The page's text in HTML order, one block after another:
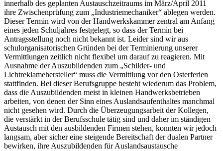
innerhalb des geplanten Austauschzeitraums im März/April 2011
ihre Zwischenprüfung zum „Industriemechaniker“ ablegen werden.
Dieser Termin wird von der Handwerkskammer zentral am Anfang
eines jeden Schuljahres festgelegt, so dass der Termin bei
Antragsstellung noch nicht bekannt ist. Leider sind wir aus
schulorganisatorischen Gründen bei der Terminierung unserer
Vermittlungen zeitlich nicht flexibel um darauf zu reagieren. Mit
Ausnahme der Auszubildenden zum „Schilder- und
Lichtreklamehersteller“ muss die Vermittlung vor den Osterferien
stattfinden. Bei dieser Berufsgruppe besteht wiederum das Problem,
dass die Auszubildenden meist in kleinen Handwerksbetrieben
arbeiten, von denen der Sinn eines Auslandsaufenthaltes manchmal
nicht gesehen wird. Durch die Überzeugungsarbeit der Kollegen,
die verstärkt in der Berufsschule tätig sind und daher im ständigen
Austausch mit den ausbildenden Firmen stehen, konnten wir jedoch
langsam, aber sicher eine steigende Bereitschaft der dualen Partner
bewirken, ihre Auszubildenden für Auslandsaustausche